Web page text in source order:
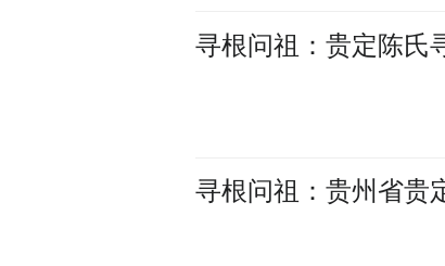
寻根问祖：贵定陈氏
寻根问祖：贵州省贵